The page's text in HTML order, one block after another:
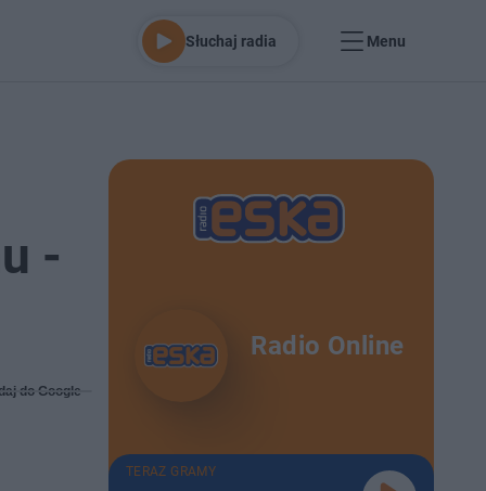
Słuchaj radia Menu
-
do Google
Radio Online
TERAZ GRAMY